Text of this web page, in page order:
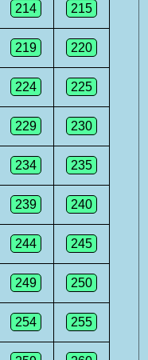
214 215
219 220
224 225
229 230
234 235
239 240
244 245
249 250
254 255